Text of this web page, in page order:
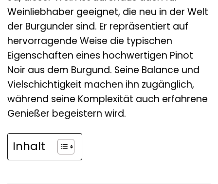
Weinliebhaber geeignet, die neu in der Welt
der Burgunder sind. Er repräsentiert auf
hervorragende Weise die typischen
Eigenschaften eines hochwertigen Pinot
Noir aus dem Burgund. Seine Balance und
Vielschichtigkeit machen ihn zugänglich,
während seine Komplexität auch erfahrene
Genießer begeistern wird.
Inhalt